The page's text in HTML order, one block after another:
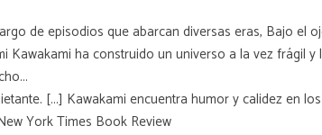
de episodios que abarcan diversas eras, Bajo el
Kawakami ha construido un universo a la vez frágil
[...] Kawakami encuentra humor y calidez en
York Times Book Review